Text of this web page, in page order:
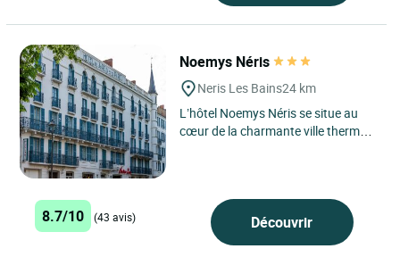
Noemys Néris
Neris Les Bains24 km
L’hôtel Noemys Néris se situe au
cœur de la charmante ville thermale
8.7/10 (43 avis) Découvrir